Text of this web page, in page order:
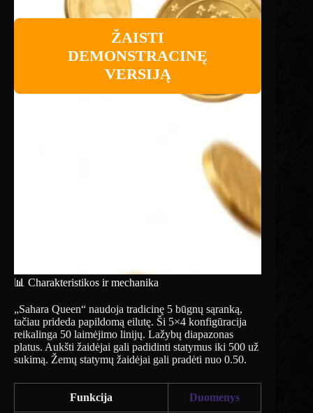
ŽAISTI
DEMONSTRACINĘ
VERSIJĄ
📊 Charakteristikos ir mechanika
„Sahara Queen“ naudoja tradicinę 5 būgnų sąranką,
tačiau prideda papildomą eilutę. Ši 5×4 konfigūracija
reikalinga 50 laimėjimo linijų. Lažybų diapazonas
platus. Aukšti žaidėjai gali padidinti statymus iki 500 už
sukimą. Žemų statymų žaidėjai gali pradėti nuo 0.50.
Funkcija Duomenys